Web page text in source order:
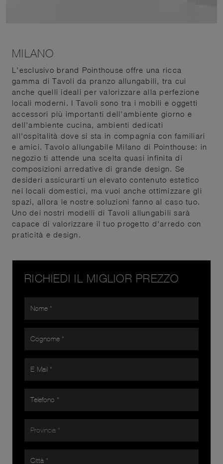
MILANO
L'esclusivo brand Pointhouse offre una ricca
gamma di Tavoli da pranzo allungabili, tra cui
anche quelli ideali per valorizzare alla perfezione
locali moderni. I Tavoli sono tra i mobili e oggetti
accessori più importanti dell'ambiente giorno e
dell'ambiente cucina, ambienti dedicati
all'ospitalità dove si sta in compagnia con familiari
e amici. Tavolo allungabile Milano di Pointhouse: in
negozio ti attende una scelta quasi infinita di
composizioni arredative di grande design. Se
desideri assicurarti un elevato contenuto estetico
nei locali domestici, ma vuoi anche ottimizzare gli
spazi, allora le nostre soluzioni fanno al caso tuo.
Uno dei nostri modelli di Tavoli allungabili sarà
capace di valorizzare il tuo progetto d'arredo con
praticità e design.
RICHIEDI IL MIGLIOR PREZZO